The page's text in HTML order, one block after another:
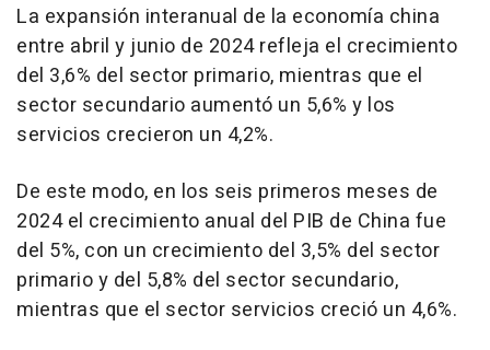
La expansión interanual de la economía china
entre abril y junio de 2024 refleja el crecimiento
del 3,6% del sector primario, mientras que el
sector secundario aumentó un 5,6% y los
servicios crecieron un 4,2%.
De este modo, en los seis primeros meses de
2024 el crecimiento anual del PIB de China fue
del 5%, con un crecimiento del 3,5% del sector
primario y del 5,8% del sector secundario,
mientras que el sector servicios creció un 4,6%.